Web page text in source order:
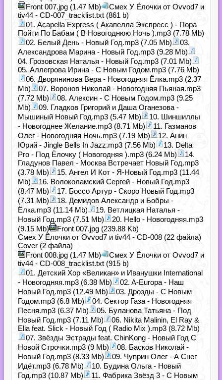
Front 007.jpg (1.47 Mb)
Смех У Ёлочки от Ovvod7 и
tiv44 - CD-007_tracklist.txt (861 b)
01. Acapella Express ( Акапелла Экспресс ) - Пора
Пойти По Бабам ( В Новогоднюю Ночь ).mp3 (7.78 Mb)
02. Белый День - Новый Год.mp3 (7.05 Mb)
03.
Александрова Марина - Новый Год.mp3 (9.28 Mb)
04. Грозовская Наталья - Новый Год.mp3 (7.01 Mb)
05. Аллегрова Ирина - С Новым Годом.mp3 (7.76 Mb)
06. Дворянинова Вера - Новогодняя Ёлка.mp3 (2.37
Mb)
07. Воронов Николай - Новогодняя Пьяная.mp3
(7.72 Mb)
08. Алексин - С Новым Годом.mp3 (9.25
Mb)
09. Гладков Григорий и Даша Оганезова -
Мышиный Новый Год.mp3 (5.47 Mb)
10. Шиншиллы
- Новогоднее Желание.mp3 (8.71 Mb)
11. Газманов
Олег - Новогодняя Ночь.mp3 (7.19 Mb)
12. Анин
Юрий - Jingle Bells In Jazz.mp3 (7.56 Mb)
13. Delta
Pro - Под Ёлочку ( Новогодняя ).mp3 (6.24 Mb)
14.
Гладунов Павел - Москва Встречает Новый Год.mp3
(3.78 Mb)
15. Ангел И Кот - Я-Новый Год.mp3 (11.44
Mb)
16. Волоколамский Сергей - Новый Год.mp3
(8.47 Mb)
17. Боссо Артур - Скоро Новый Год.mp3
(7.31 Mb)
18. Демидов Александр и Бобры -
Ёлка.mp3 (11.14 Mb)
19. Ветлицкая Наталья -
Новый Год.mp3 (7.51 Mb)
20. Hello - Новогодняя.mp3
(9.15 Mb)
Front 007.jpg (239.88 Kb)
Смех У Ёлочки от Ovvod7 и tiv44 - CD-008 (22 файла)
Cover (2 файла)
Front 008.jpg (1.47 Mb)
Смех У Ёлочки от Ovvod7 и
tiv44 - CD-008_tracklist.txt (915 b)
01. Детский Хор «Великан» и Иванушки International
- Новогодняя.mp3 (6.38 Mb)
02. A-Europa - Наш
Новый Год.mp3 (12.49 Mb)
03. Дрозды - С Новым
Годом.mp3 (6.8 Mb)
04. Сектор Газа - Новогодняя
Песня.mp3 (6.37 Mb)
05. Буланова Татьяна - Под
Новый Год.mp3 (7.11 Mb)
06. Nikita Malinin, El Ray &
Elia feat. Slick - Новый Год ( Radio Mix ).mp3 (8.72 Mb)
07. Звёзды Эстрады feat. ChinKong - Новый Год С
Новой Строчки.mp3 (9 Mb)
08. Басков Николай -
Новый Год.mp3 (8.33 Mb)
09. Чуприн Олег - А Снег
Идёт.mp3 (6.78 Mb)
10. Будина Ольга - Новый
Год.mp3 (10.87 Mb)
11. Фабрика Звёзд 3 - С Новым